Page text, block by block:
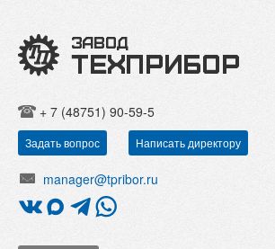
+ 7 (48751) 90-59-5
Задать вопрос Написать директору
manager@tpribor.ru